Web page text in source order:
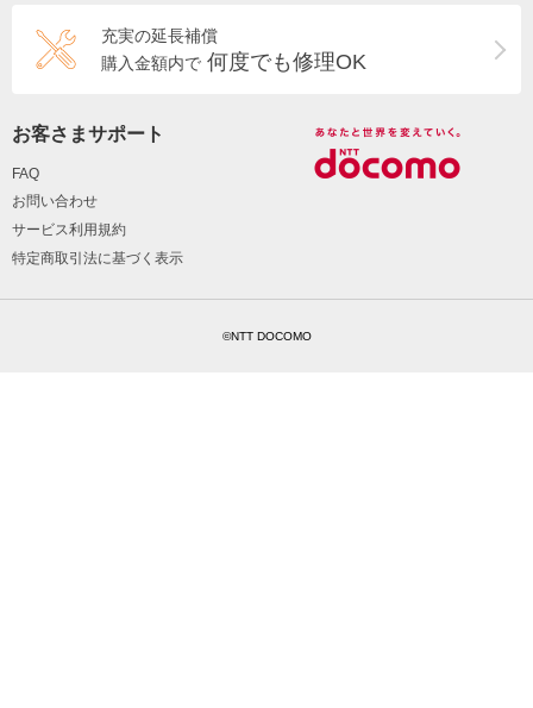
充実の延長補償
購入金額内で 何度でも修理OK
お客さまサポート
FAQ
お問い合わせ
サービス利用規約
特定商取引法に基づく表示
©NTT DOCOMO